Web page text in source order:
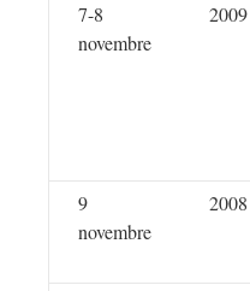
7-8
novembre
2009
9
novembre
2008